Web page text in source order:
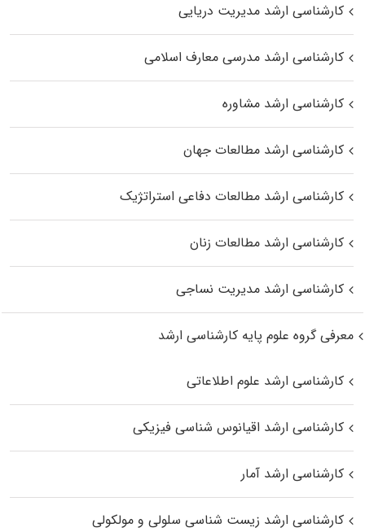
کارشناسی ارشد مدیریت دریایی
کارشناسی ارشد مدرسی معارف اسلامی
کارشناسی ارشد مشاوره
کارشناسی ارشد مطالعات جهان
کارشناسی ارشد مطالعات دفاعی استراتژیک
کارشناسی ارشد مطالعات زنان
کارشناسی ارشد مدیریت نساجی
معرفی گروه علوم پایه کارشناسی ارشد
کارشناسی ارشد علوم اطلاعاتی
کارشناسی ارشد اقیانوس‌ شناسی فیزیکی
کارشناسی ارشد آمار
کارشناسی ارشد زیست شناسی سلولی و مولکولی